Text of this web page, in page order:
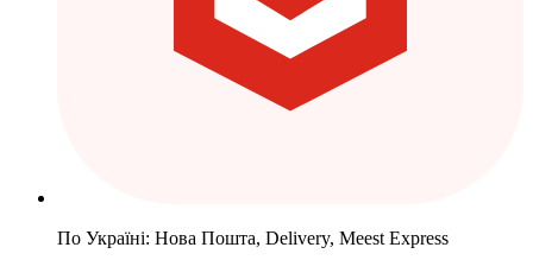
По Україні: Нова Пошта, Delivery, Meest Express